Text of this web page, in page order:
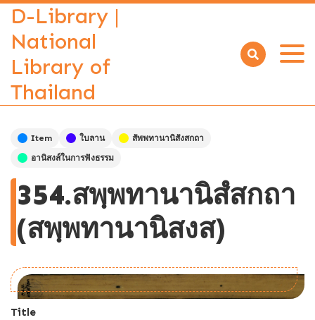
D-Library |
National
Library of
Thailand
Open
Item ใบลาน
สัพพทานานิสังสกถา
อานิสงส์ในการฟังธรรม
354.สพฺพทานานิสํสกถา
(สพฺพทานานิสงส)
Title